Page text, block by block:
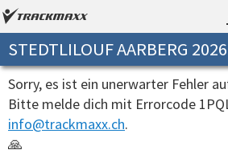
STEDTLILOUF AARBERG 2026
Sorry, es ist ein unerwarter Fehler
Bitte melde dich mit Errorcode
info@trackmaxx.ch.
🙏